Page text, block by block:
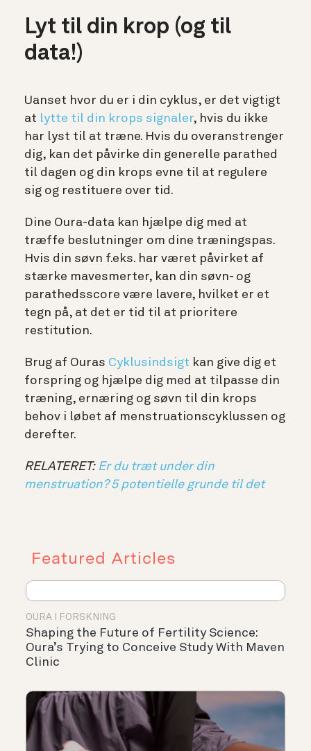
Lyt til din krop (og til
data!)
Uanset hvor du er i din cyklus, er det vigtigt
at lytte til din krops signaler, hvis du ikke
har lyst til at træne. Hvis du overanstrenger
dig, kan det påvirke din generelle parathed
til dagen og din krops evne til at regulere
sig og restituere over tid.
Dine Oura-data kan hjælpe dig med at
træffe beslutninger om dine træningspas.
Hvis din søvn f.eks. har været påvirket af
stærke mavesmerter, kan din søvn- og
parathedsscore være lavere, hvilket er et
tegn på, at det er tid til at prioritere
restitution.
Brug af Ouras Cyklusindsigt kan give dig et
forspring og hjælpe dig med at tilpasse din
træning, ernæring og søvn til din krops
behov i løbet af menstruationscyklussen og
derefter.
RELATERET: Er du træt under din
menstruation? 5 potentielle grunde til det
Featured Articles
OURA I FORSKNING
Shaping the Future of Fertility Science:
Oura’s Trying to Conceive Study With Maven
Clinic